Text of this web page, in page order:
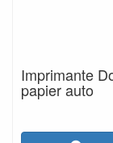
Imprimante
papier auto